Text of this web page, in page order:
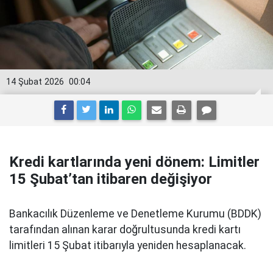
00:04
14 Şubat 2026
Kredi kartlarında yeni dönem: Limitler
15 Şubat’tan itibaren değişiyor
Bankacılık Düzenleme ve Denetleme Kurumu (BDDK)
tarafından alınan karar doğrultusunda kredi kartı
limitleri 15 Şubat itibarıyla yeniden hesaplanacak.